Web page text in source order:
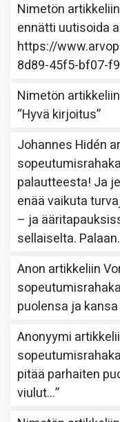
Nimetön artikkeliin
ennätti uutisoida
https://
8d89-45f5-bf07-
Nimetön artikkeliin
“Hyvä kirjoitus”
Johannes Hidén
palautteesta! Ja
enää vaikuta
– ja
sellaiselta.
Anon artikkeliin
puolensa ja
Anonyymi
pitää parhaiten
viulut…”